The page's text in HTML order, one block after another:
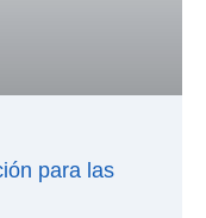
para las